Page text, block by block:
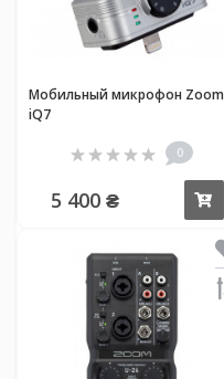
Мобильный микрофон Zoom
iQ7
0
5 400 ₴